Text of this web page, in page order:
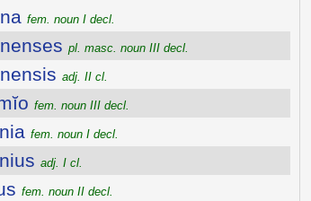
fem. noun I decl.
pl. masc. noun III decl.
adj. II cl.
fem. noun III decl.
fem. noun I decl.
adj. I cl.
fem. noun II decl.